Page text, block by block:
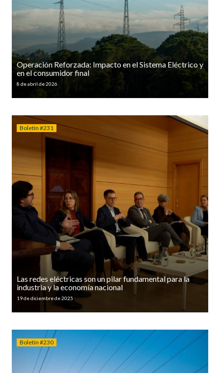
Operación Reforzada: Impacto en el Sistema Eléctrico y
en el consumidor final
8 de abril de 2026
Boletín #231
Las redes eléctricas son un pilar fundamental para la
industria y la economía nacional
19 de diciembre de 2025
Boletín #230